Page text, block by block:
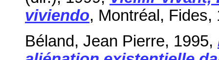
viviendo, Montréal,
Béland, Jean Pierre, 1995,